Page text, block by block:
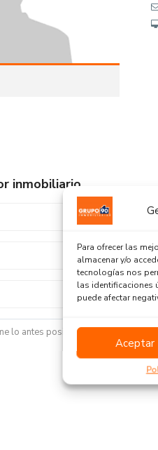
Para ofrecer las
almacenar y/o
tecnologías nos
las identificaciones
puede afectar
Aceptar
inmobiliario